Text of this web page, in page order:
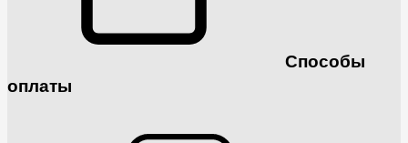
Способы
оплаты